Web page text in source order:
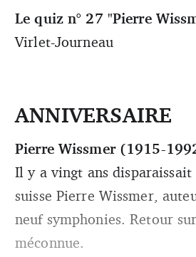
Le quiz n° 27 "Pierre
Virlet-Journeau
ANNIVERSAIRE
Pierre Wissmer (1915-
Il y a vingt ans
suisse Pierre Wissmer,
neuf symphonies. Retour
méconnue.